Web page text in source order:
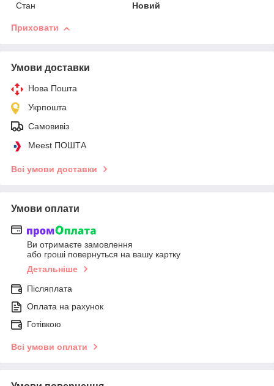
Стан
Новий
Приховати
Умови доставки
Нова Пошта
Укрпошта
Самовивіз
Meest ПОШТА
Всі умови доставки
Умови оплати
Ви отримаєте замовлення
або гроші повернуться на вашу картку
Детальніше
Післяплата
Оплата на рахунок
Готівкою
Всі умови оплати